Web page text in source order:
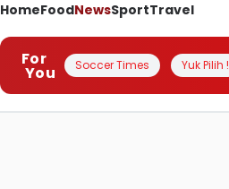
HomeFoodNewsSportTravel
For
You Soccer Times Yuk Pilih !